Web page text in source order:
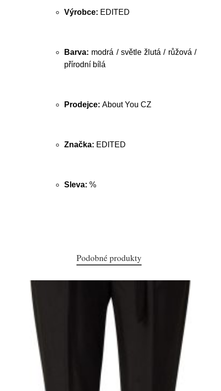
Výrobce: EDITED
Barva: modrá / světle žlutá / růžová /
přírodní bílá
Prodejce: About You CZ
Značka: EDITED
Sleva: %
Podobné produkty